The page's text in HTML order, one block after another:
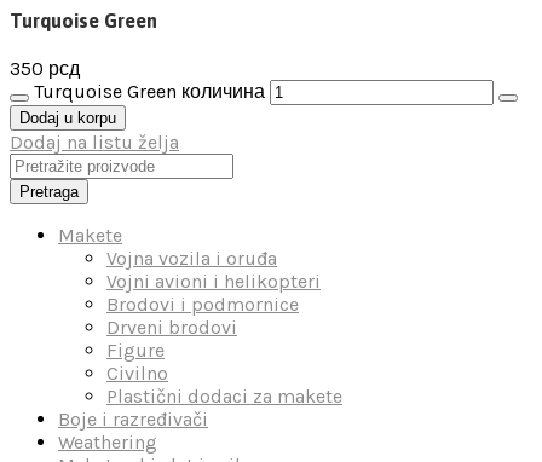
Turquoise Green
350 рсд
Turquoise Green количина
Dodaj u korpu
Dodaj na listu želja
Pretraga
Makete
Vojna vozila i oruđa
Vojni avioni i helikopteri
Brodovi i podmornice
Drveni brodovi
Figure
Civilno
Plastični dodaci za makete
Boje i razređivači
Weathering